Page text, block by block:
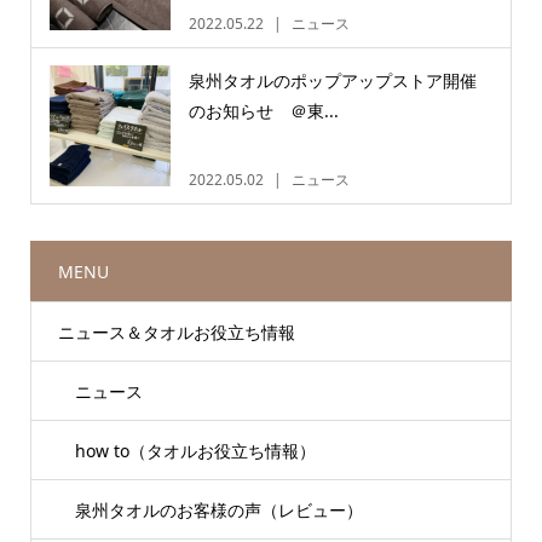
2022.05.22 ニュース
泉州タオルのポップアップストア開催
のお知らせ ＠東...
2022.05.02 ニュース
MENU
ニュース＆タオルお役立ち情報
ニュース
how to（タオルお役立ち情報）
泉州タオルのお客様の声（レビュー）